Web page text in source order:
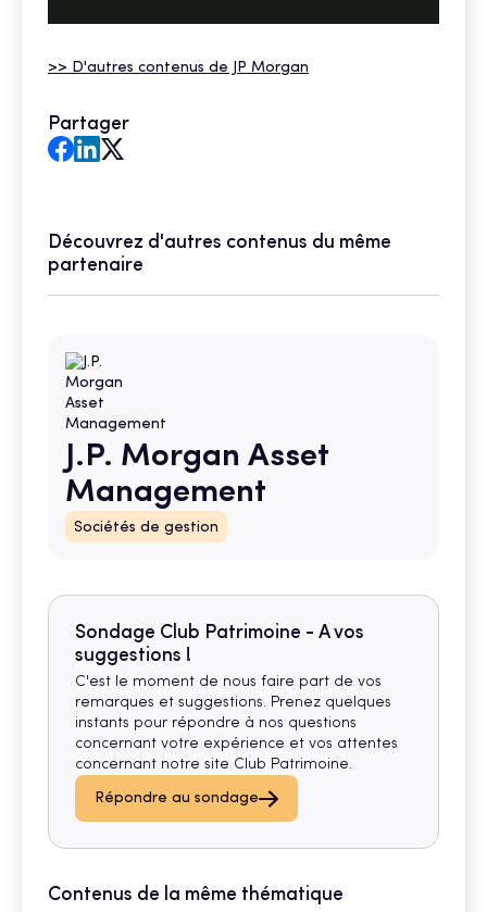
>> D'autres contenus de JP Morgan
Partager
Découvrez d'autres contenus du même
partenaire
J.P. Morgan Asset
Management
Sociétés de gestion
Sondage Club Patrimoine - A vos
suggestions !
C'est le moment de nous faire part de vos
remarques et suggestions. Prenez quelques
instants pour répondre à nos questions
concernant votre expérience et vos attentes
concernant notre site Club Patrimoine.
Répondre au sondage
Contenus de la même thématique